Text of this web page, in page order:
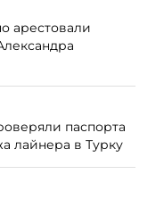
арестовали
паспорта
лайнера в Турку